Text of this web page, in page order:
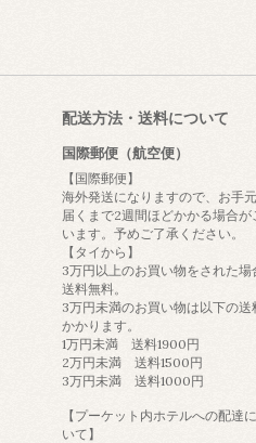
配送方法・送料について
国際郵便（航空便）
【国際郵便】
海外発送になりますので、お手
届くまで2週間ほどかかる場合が
います。予めご了承ください。
【タイから】
3万円以上のお買い物をされた場
送料無料。
3万円未満のお買い物は以下の送
かかります。
1万円未満 送料1900円
2万円未満 送料1500円
3万円未満 送料1000円
【プーケット内ホテルへの配達
いて】